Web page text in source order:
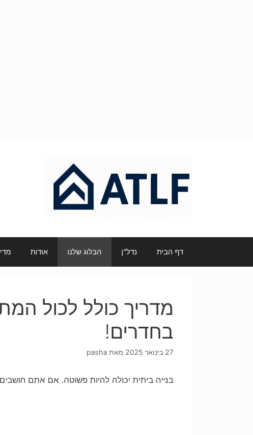
דף הבית נדל"ן הבלוג שלנו אודות
מדריך כולל לכול
בחדרים!
27 בינואר 2025 מאת pasha
בנייה ביתית יכולה להיות פשוטה. אם אתם